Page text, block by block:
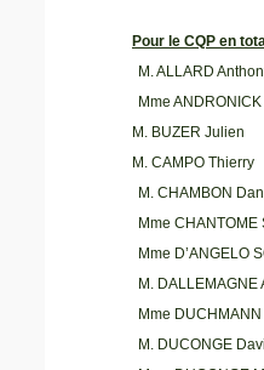
Pour le CQP en
M. ALLARD
Mme
M.
M.
M.
Mme CHANTOME
Mme D’ANGELO
M. DALLEMAGNE
Mme
M. DUCONGE